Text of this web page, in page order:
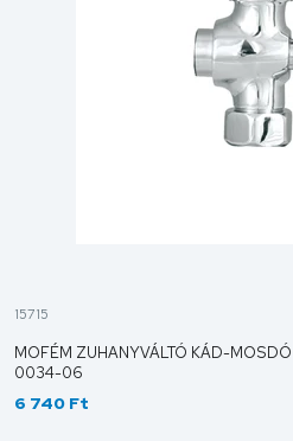
15715
MOFÉM ZUHANYVÁLTÓ KÁD-
0034-06
6 740 Ft